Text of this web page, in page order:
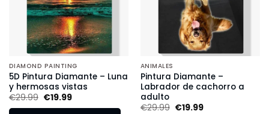
DIAMOND PAINTING
5D Pintura Diamante – Luna
y hermosas vistas
€29.99 €19.99
ANIMALES
Pintura Diamante –
Labrador de cachorro a
adulto
€29.99 €19.99